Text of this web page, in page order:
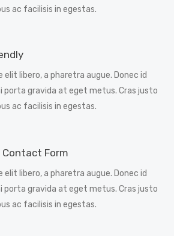
ac facilisis in egestas.
elit libero, a pharetra augue. Donec id
porta gravida at eget metus. Cras justo
ac facilisis in egestas.
Contact Form
elit libero, a pharetra augue. Donec id
porta gravida at eget metus. Cras justo
ac facilisis in egestas.